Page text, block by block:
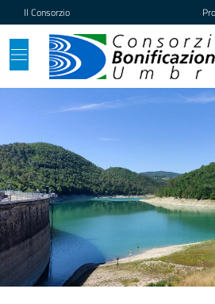
Vai ai contenuti
Vai al footer
Il Consorzio